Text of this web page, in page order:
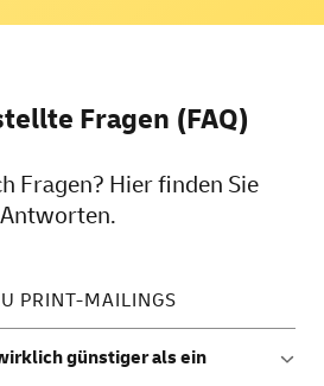
Fragen (FAQ)
Fragen? Hier finden Sie
Antworten.
PRINT-MAILINGS
günstiger als ein